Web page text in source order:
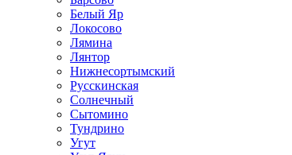
Белый Яр
Локосово
Лямина
Лянтор
Нижнесортымский
Русскинская
Солнечный
Сытомино
Тундрино
Угут